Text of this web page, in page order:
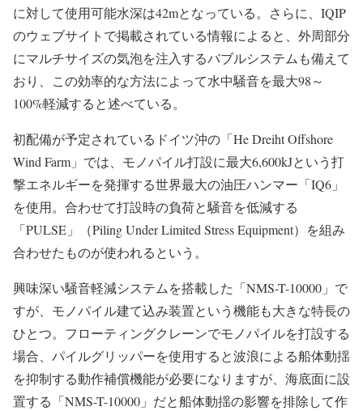
に対して使用可能水深は42mとなっている。さらに、IQIP
のウェブサイトで掲載されている情報によると、外周部分
にマルチサイズの気泡を注入するバブルシステムも備えて
おり、この効率的な方法によって水中騒音を最大98～
100%軽減すると述べている。
初配備が予定されているドイツ沖の「He Dreiht Offshore
Wind Farm」では、モノパイル打設に最大6,600kJという打
撃エネルギーを発揮する世界最大の油圧ハンマー「IQ6」
を使用。合わせて打設時の負荷と騒音を低減する
「PULSE」（Piling Under Limited Stress Equipment）を組み
合わせたものが使われるという。
興味深い騒音軽減システムを搭載した「NMS-T-10000」で
すが、モノパイル建て込み装置という機能も大きな特長の
ひとつ。フローティングクレーンでモノパイルを打設する
場合、パイルグリッパーを使用すると波浪による船体動揺
を抑制する動作補償機能が必要になりますが、海底面に設
置する「NMS-T-10000」だと船体動揺の影響を排除して作